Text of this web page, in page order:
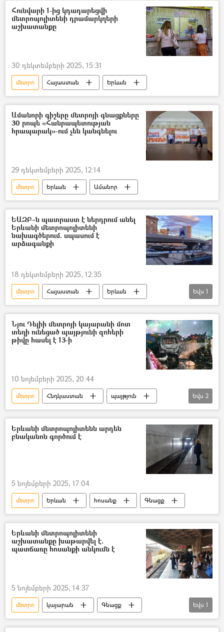
Հունվարի 1-ից կդադարեցվի
մետրոպոլիտենի դրամարկղերի
աշխատանքը
30 դեկտեմբերի 2025, 15:31
մետրո Հայաստան Երևան
Ամանորի գիշերը մետրոյի գնացքները
30 րոպե «Հանրապետության
հրապարակ»-ում չեն կանգնելու
29 դեկտեմբերի 2025, 12:14
մետրո Երևան Ամանոր
ԵԱԶԲ–ն պատրաստ է ներդրում անել
Երևանի մետրոպոլիտենի
նախագծերում. սպասում է
արձագանքի
18 դեկտեմբերի 2025, 12:35
մետրո Հայաստան
Երևան
Եվրասիական զարգացման բանկ (ԵԱԶԲ)
Եվս 1
Նյու Դելիի մետրոյի կայարանի մոտ
տեղի ունեցած պայթյունի զոհերի
թիվը հասել է 13-ի
10 նոյեմբերի 2025, 20:44
մետրո Հնդկաստան
պայթյուն
Զոհ
Նյու Դելի
Եվս 2
Երևանի մետրոպոլիտենն արդեն
բնականոն գործում է
5 նոյեմբերի 2025, 17:04
մետրո Երևան հոսանք Գնացք
Երևանի մետրոպոլիտենի
աշխատանքը խաթարվել է.
պատճառը հոսանքի անկումն է
5 նոյեմբերի 2025, 14:37
մետրո կայարան
Գնացք
հոսանք
Եվս 1